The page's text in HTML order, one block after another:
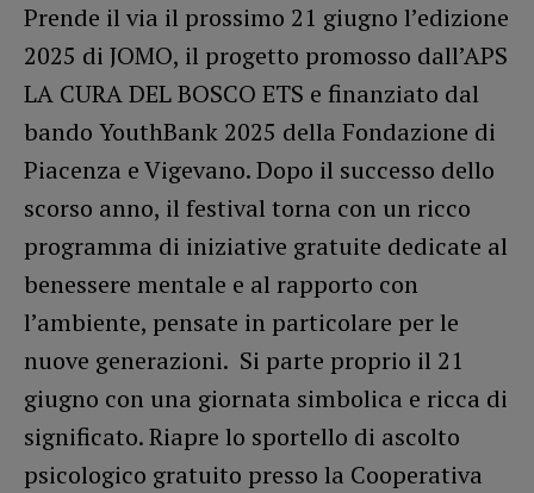
Prende il via il prossimo 21 giugno l’edizione
2025 di JOMO, il progetto promosso dall’APS
LA CURA DEL BOSCO ETS e finanziato dal
bando YouthBank 2025 della Fondazione di
Piacenza e Vigevano. Dopo il successo dello
scorso anno, il festival torna con un ricco
programma di iniziative gratuite dedicate al
benessere mentale e al rapporto con
l’ambiente, pensate in particolare per le
nuove generazioni. Si parte proprio il 21
giugno con una giornata simbolica e ricca di
significato. Riapre lo sportello di ascolto
psicologico gratuito presso la Cooperativa